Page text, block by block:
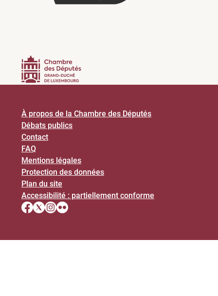
À propos de la Chambre des Députés
Débats publics
Contact
FAQ
Mentions légales
Protection des données
Plan du site
Accessibilité : partiellement conforme